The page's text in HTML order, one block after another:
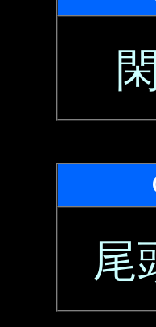
尾